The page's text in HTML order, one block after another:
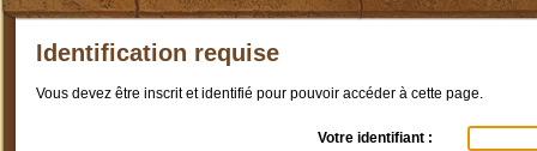
Identification requise
Vous devez être inscrit et identifié pour pouvoir accéder à cette page.
Votre identifiant :